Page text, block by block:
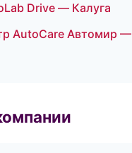
Drive — Калуга
AutoCare Автомир —